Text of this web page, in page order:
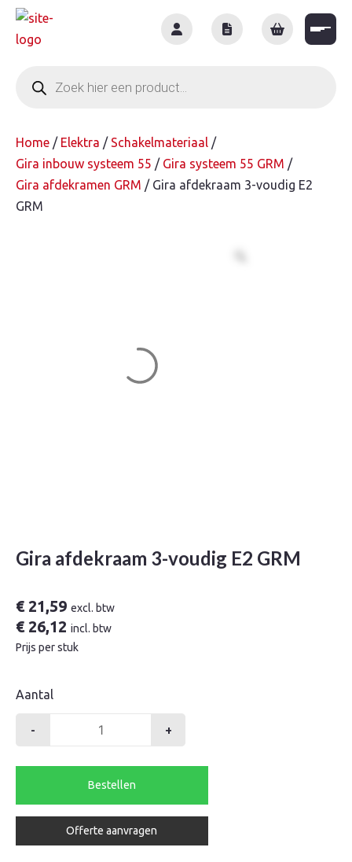
Skip
zoeken
Home / Elektra / Schakelmateriaal /
Gira inbouw systeem 55 / Gira systeem 55 GRM /
Gira afdekramen GRM / Gira afdekraam 3-voudig E2
GRM
Gira afdekraam 3-voudig E2 GRM
€21,59 excl. btw
€26,12 incl. btw
Prijs per stuk
Aantal
-
voudig
GRM
+
Bestellen
Offerte aanvragen